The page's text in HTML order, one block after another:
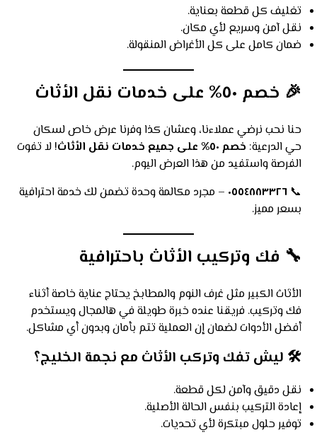
تغليف كل قطعة بعناية.
نقل آمن وسريع لأي مكان.
ضمان كامل على كل الأغراض المنقولة.
🎉 خصم ٥٠% على خدمات نقل الأثاث
حنا نحب نرضي عملاءنا، وعشان كذا وفرنا عرض خاص لسكان
حي الدرعية: خصم ٥٠% على جميع خدمات نقل الأثاث
! لا تفوت
الفرصة واستفيد من هذا العرض اليوم.
📞٠٥٥٤٨٨٣٣٢٦ – مجرد مكالمة وحدة تضمن لك خدمة احترافية
بسعر مميز.
🔧 فك وتركيب الأثاث باحترافية
الأثاث الكبير مثل غرف النوم والمطابخ يحتاج عناية خاصة أثناء
فك وتركيب. فريقنا عنده خبرة طويلة في هالمجال ويستخدم
أفضل الأدوات لضمان إن العملية تتم بأمان وبدون أي مشاكل.
🛠️ ليش تفك وتركب الأثاث مع نجمة الخليج؟
نقل دقيق وآمن لكل قطعة.
إعادة التركيب بنفس الحالة الأصلية.
توفير حلول مبتكرة لأي تحديات.